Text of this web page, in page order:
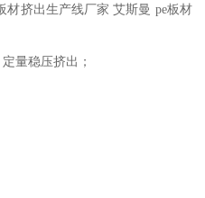
挤出生产线厂家 艾斯曼 pe板材
量稳压挤出；